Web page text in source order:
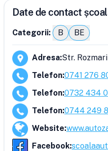
Date de contact
Categorii: B BE
Adresa:Str.
Telefon:0741 276
Telefon:0732 434
Telefon:0744 249
Website:
Facebook: